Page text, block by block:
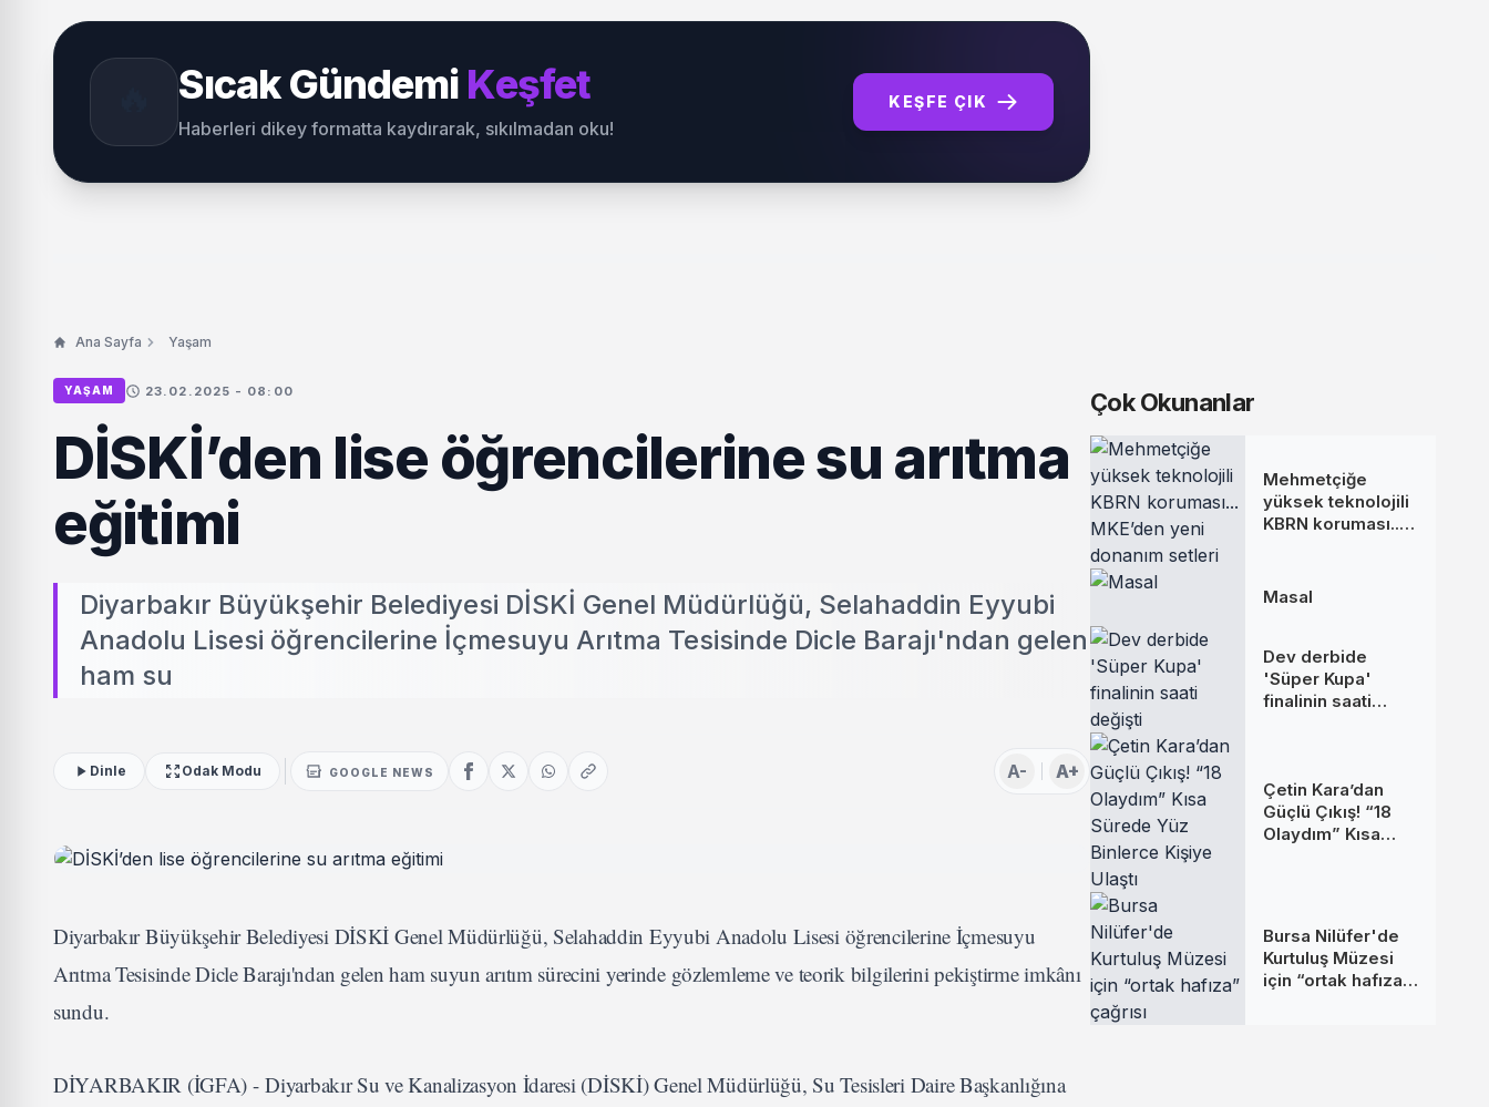
Sıcak Gündemi Keşfet
Haberleri dikey formatta kaydırarak, sıkılmadan oku!
KEŞFE ÇIK
Ana Sayfa Yaşam
YAŞAM 23.02.2025 - 08:00
DİSKİ’den lise öğrencilerine su arıtma
eğitimi
Diyarbakır Büyükşehir Belediyesi DİSKİ Genel Müdürlüğü, Selahaddin Eyyubi
Anadolu Lisesi öğrencilerine İçmesuyu Arıtma Tesisinde Dicle Barajı'ndan gelen
ham su
Dinle Odak Modu GOOGLE NEWS A- A+
Diyarbakır Büyükşehir Belediyesi DİSKİ Genel Müdürlüğü, Selahaddin Eyyubi Anadolu Lisesi öğrencilerine İçmesuyu
Arıtma Tesisinde Dicle Barajı'ndan gelen ham suyun arıtım sürecini yerinde gözlemleme ve teorik bilgilerini pekiştirme imkânı
sundu.
DİYARBAKIR (İGFA) - Diyarbakır Su ve Kanalizasyon İdaresi (DİSKİ) Genel Müdürlüğü, Su Tesisleri Daire Başkanlığına
Çok Okunanlar
Mehmetçiğe
yüksek teknolojili
KBRN koruması...
Masal
Dev derbide
'Süper Kupa'
finalinin saati
Çetin Kara’dan
Güçlü Çıkış! “18
Olaydım” Kısa
Bursa Nilüfer'de
Kurtuluş Müzesi
için “ortak hafıza”